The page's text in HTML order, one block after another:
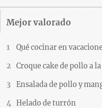
Mejor valorado
Qué cocinar en
Croque cake de pollo a
Ensalada de pollo y
Helado de turrón